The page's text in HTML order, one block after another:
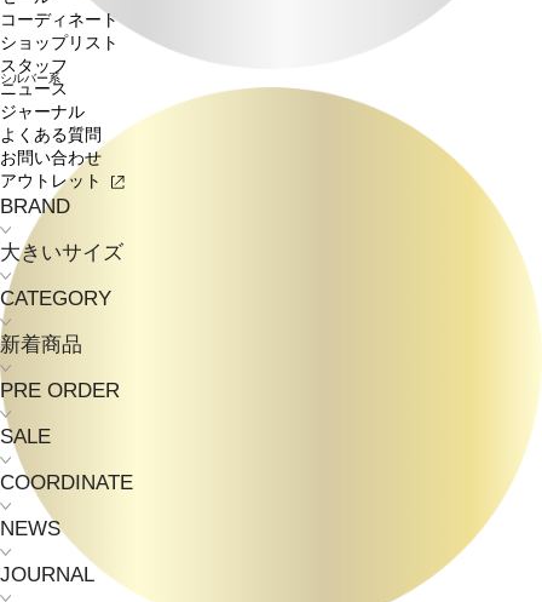
コーディネート
ショップリスト
スタッフ
ニュース
ジャーナル
よくある質問
お問い合わせ
アウトレット
BRAND
大きいサイズ
CATEGORY
新着商品
PRE ORDER
SALE
COORDINATE
NEWS
JOURNAL
シルバー系